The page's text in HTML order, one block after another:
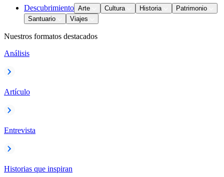
Descubrimiento Arte Cultura Historia
Patrimonio
Santuario
Viajes
Nuestros formatos destacados
Análisis
Artículo
Entrevista
Historias que inspiran